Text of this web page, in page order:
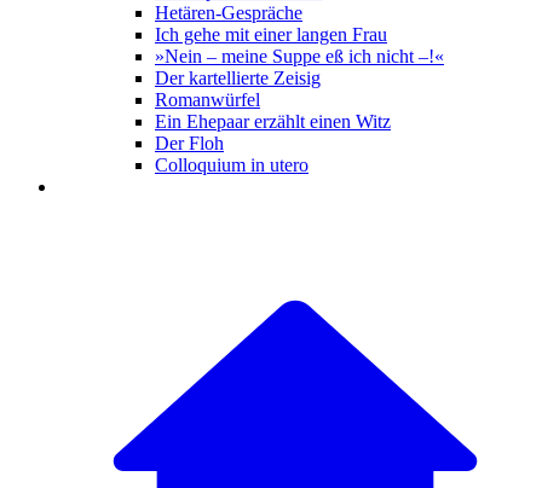
Hetären-Gespräche
Ich gehe mit einer langen Frau
»Nein – meine Suppe eß ich nicht –!«
Der kartellierte Zeisig
Romanwürfel
Ein Ehepaar erzählt einen Witz
Der Floh
Colloquium in utero